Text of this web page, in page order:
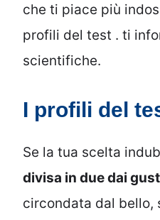
che ti piace più
profili del test . ti
scientifiche.
I profili del
Se la tua scelta
divisa in due dai
circondata dal bello,